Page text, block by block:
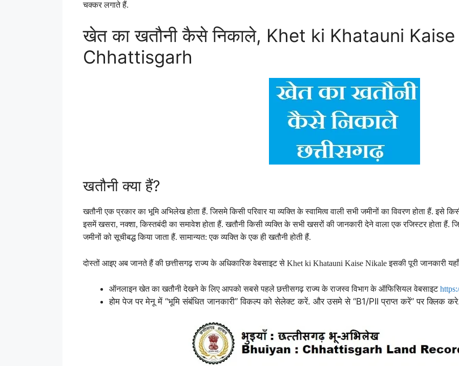
चक्कर लगाते हैं.
खेत का खतौनी कैसे निकाले, Khet ki Khatauni
Chhattisgarh
खतौनी क्या हैं?
खतौनी एक प्रकार का भूमि अभिलेख होता हैं. जिसमे किसी परिवार या व्यक्ति के स्वामित्व वाली सभी जमीनों का विवरण होता हैं. इसे
इसमें खसरा, नक्शा, किस्तबंदी का समावेश होता हैं. खतौनी किसी व्यक्ति के सभी खसरों की जानकारी देने वाला एक रजिस्टर होता हैं.
जमीनों को सूचीबद्ध किया जाता हैं. सामान्यत: एक व्यक्ति के एक ही खतौनी होती हैं.
दोस्तों आइए अब जानते हैं की छत्तीसगढ़ राज्य के अधिकारिक वेबसाइट से Khet ki Khatauni Kaise Nikale इसकी पूरी जानकारी
ऑनलाइन खेत का खतौनी देखने के लिए आपको सबसे पहले छत्तीसगढ़ राज्य के राजस्व विभाग के ऑफिसियल वेबसाइट
होम पेज पर मेनू में “भूमि संबंधित जानकारी” विकल्प को सेलेक्ट करें. और उसमे से “B1/PII प्राप्त करें” पर क्लिक